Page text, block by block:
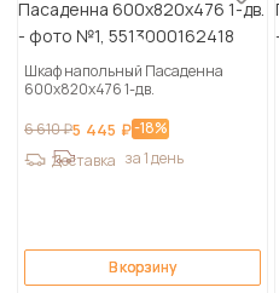
Шкаф напольный Пасаденна
600х820х476 1-дв.
6 610 ₽5 445 ₽-18%
Доставка за 1 день
В корзину